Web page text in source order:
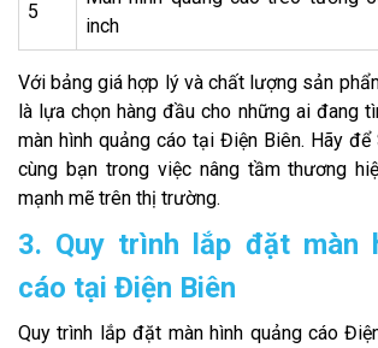
5
inch
Với bảng giá hợp lý và chất lượng sản
là lựa chọn hàng đầu cho những ai đang
màn hình quảng cáo tại Điện Biên. Hãy để
cùng bạn trong việc nâng tầm thương
mạnh mẽ trên thị trường.
3. Quy trình lắp đặt màn
cáo tại Điện Biên
Quy trình lắp đặt màn hình quảng cáo